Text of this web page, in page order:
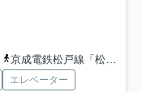
京成電鉄松戸線「松戸新田」駅 徒歩11分
エレベーター